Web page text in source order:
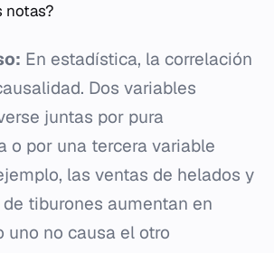
notas?
En estadística, la correlación
Dos variables
juntas por pura
o por una tercera variable
las ventas de helados y
tiburones aumentan en
uno no causa el otro